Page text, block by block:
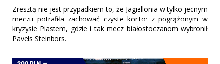
Zresztą nie jest przypadkiem to, że Jagiellonia w tylko jednym
meczu potrafiła zachować czyste konto: z pogrążonym w
kryzysie Piastem, gdzie i tak mecz białostoczanom wybronił
Pavels Steinbors.